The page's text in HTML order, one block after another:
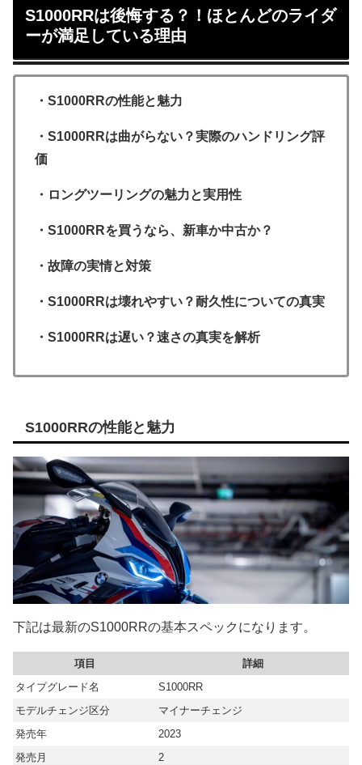
S1000RRは後悔する？！ほとんどのライダ
ーが満足している理由
・S1000RRの性能と魅力
・S1000RRは曲がらない？実際のハンドリング評
価
・ロングツーリングの魅力と実用性
・S1000RRを買うなら、新車か中古か？
・故障の実情と対策
・S1000RRは壊れやすい？耐久性についての真実
・S1000RRは遅い？速さの真実を解析
S1000RRの性能と魅力
下記は最新のS1000RRの基本スペックになります。
項目
詳細
タイプグレード名
S1000RR
モデルチェンジ区分
マイナーチェンジ
発売年
2023
発売月
2